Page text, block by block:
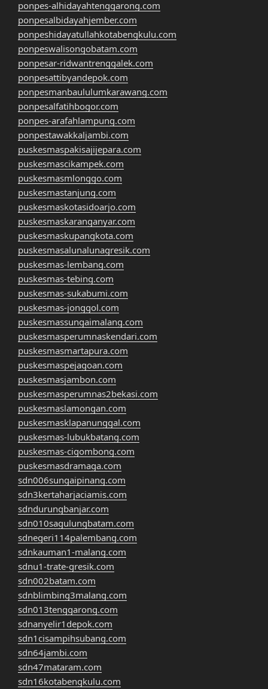
ponpes-alhidayahtenggarong.com
ponpesalbidayahjember.com
ponpeshidayatullahkotabengkulu.com
ponpeswalisongobatam.com
ponpesar-ridwantrenggalek.com
ponpesattibyandepok.com
ponpesmanbaululumkarawang.com
ponpesalfatihbogor.com
ponpes-arafahlampung.com
ponpestawakkaljambi.com
puskesmaspakisajijepara.com
puskesmascikampek.com
puskesmasmlonggo.com
puskesmastanjung.com
puskesmaskotasidoarjo.com
puskesmaskaranganyar.com
puskesmaskupangkota.com
puskesmasalunalunagresik.com
puskesmas-lembang.com
puskesmas-tebing.com
puskesmas-sukabumi.com
puskesmas-jonggol.com
puskesmassungaimalang.com
puskesmasperumnaskendari.com
puskesmasmartapura.com
puskesmaspejagoan.com
puskesmasjambon.com
puskesmasperumnas2bekasi.com
puskesmaslamongan.com
puskesmasklapanunggal.com
puskesmas-lubukbatang.com
puskesmas-cigombong.com
puskesmasdramaga.com
sdn006sungaipinang.com
sdn3kertaharjaciamis.com
sdndurungbanjar.com
sdn010sagulungbatam.com
sdnegeri114palembang.com
sdnkauman1-malang.com
sdnu1-trate-gresik.com
sdn002batam.com
sdnblimbing3malang.com
sdn013tenggarong.com
sdnanyelir1depok.com
sdn1cisampihsubang.com
sdn64jambi.com
sdn47mataram.com
sdn16kotabengkulu.com